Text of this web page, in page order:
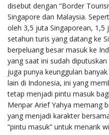
disebut dengan “Border
Singapore dan Malaysia.
oleh 3,5 juta Singaporean,
setahun turis yang datang ke
berpeluang besar masuk ke
yang saat ini sudah
juga punya keunggulan
lain di Indonesia, ini yang
tetap menjadi pintu masuk
Menpar Arief Yahya memang
yang menjadi karakter
“pintu masuk” untuk menarik